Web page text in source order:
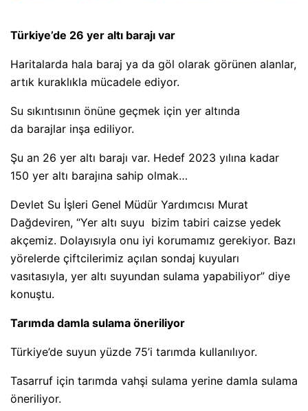
Türkiye’de 26 yer altı barajı var
Haritalarda hala baraj ya da göl olarak görünen alanlar,
artık kuraklıkla mücadele ediyor.
Su sıkıntısının önüne geçmek için yer altında
da barajlar inşa ediliyor.
Şu an 26 yer altı barajı var. Hedef 2023 yılına kadar
150 yer altı barajına sahip olmak…
Devlet Su İşleri Genel Müdür Yardımcısı Murat
Dağdeviren, “Yer altı suyu bizim tabiri caizse yedek
akçemiz. Dolayısıyla onu iyi korumamız gerekiyor. Bazı
yörelerde çiftcilerimiz açılan sondaj kuyuları
vasıtasıyla, yer altı suyundan sulama yapabiliyor” diye
konuştu.
Tarımda damla sulama öneriliyor
Türkiye’de suyun yüzde 75’i tarımda kullanılıyor.
Tasarruf için tarımda vahşi sulama yerine damla sulama
öneriliyor.